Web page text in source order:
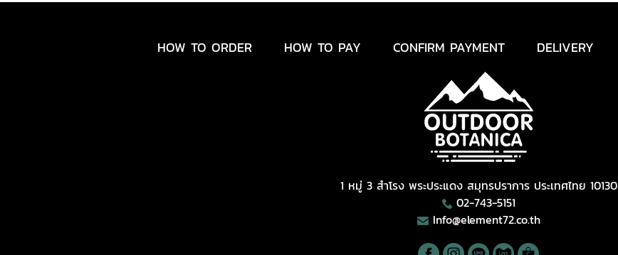
HOW TO ORDER HOW TO PAY CONFIRM PAYMENT DELIVERY
1 หมู่ 3 สำโรง พระประแดง สมุทรปราการ ประเทศไทย 10130
02-743-5151
Info@element72.co.th